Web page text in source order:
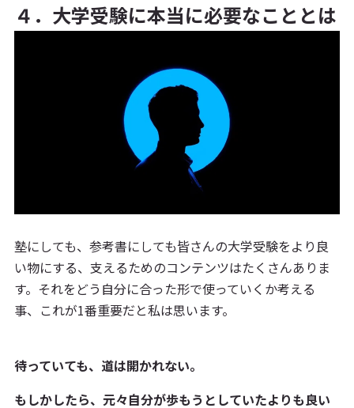
４．大学受験に本当に必要なこととは
塾にしても、参考書にしても皆さんの大学受験をより良
い物にする、支えるためのコンテンツはたくさんありま
す。それをどう自分に合った形で使っていくか考える
事、これが1番重要だと私は思います。
待っていても、道は開かれない。
もしかしたら、元々自分が歩もうとしていたよりも良い